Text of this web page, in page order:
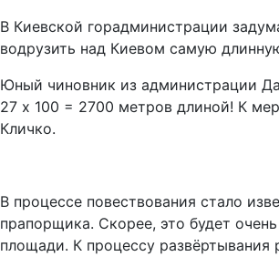
В Киевской горадминистрации
водрузить над Киевом самую
Юный чиновник из администрации
27 х 100 = 2700 метров длиной! К
Кличко.
В процессе повествования стало
прапорщика. Скорее, это будет
площади. К процессу развёртывания